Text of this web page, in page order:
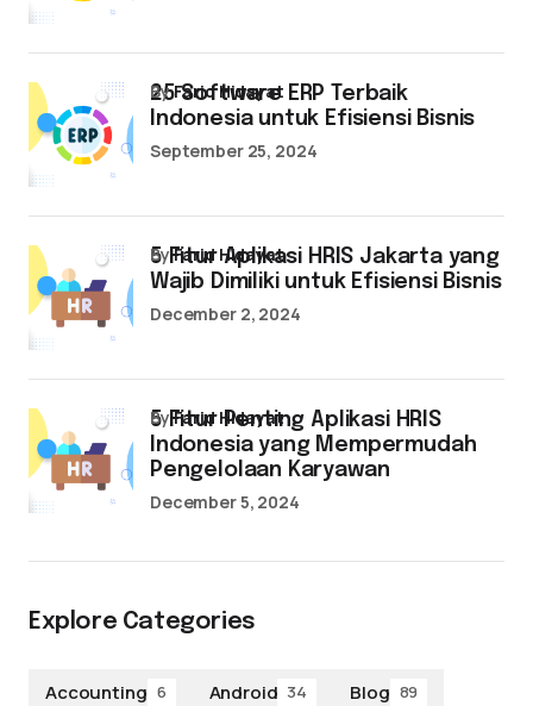
25 Software ERP Terbaik
Indonesia untuk Efisiensi Bisnis
byFarid Hidayat
September 25, 2024
5 Fitur Aplikasi HRIS Jakarta yang
Wajib Dimiliki untuk Efisiensi Bisnis
byFarid Hidayat
December 2, 2024
5 Fitur Penting Aplikasi HRIS
Indonesia yang Mempermudah
Pengelolaan Karyawan
byFarid Hidayat
December 5, 2024
Explore Categories
Accounting 6 Android 34 Blog 89